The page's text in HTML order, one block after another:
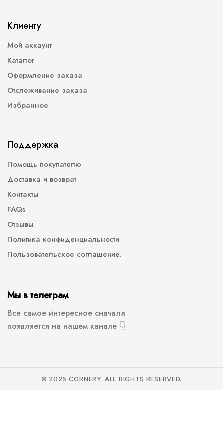
Клиенту
Мой аккаунт
Каталог
Оформление заказа
Отслеживание заказа
Избранное
Поддержка
Помощь покупателю
Доставка и возврат
Контакты
FAQs
Отзывы
Политика конфиденциальности
Пользовательское соглашение.
Мы в телеграм
Все самое интересное сначала
появляется на нашем канале 👇
© 2025 CORNERY. ALL RIGHTS RESERVED.